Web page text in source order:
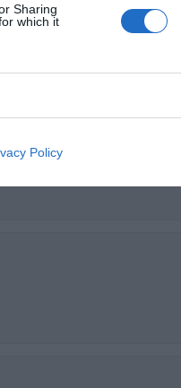
Sharing
which it
Policy